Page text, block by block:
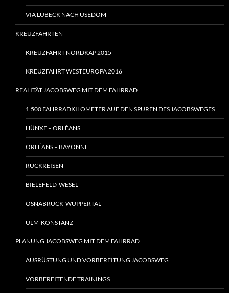
VIA LÜBECK NACH USEDOM
KREUZFAHRTEN
KREUZFAHRT NORDKAP 2015
KREUZFAHRT WESTEUROPA 2016
REALITÄT JACOBSWEG MIT DEM FAHRRAD
1.500 FAHRRADKILOMETER AUF DEN SPUREN DES JACOBSWEGES
HÜNXE – ORLÉANS
ORLÉANS – BAYONNE
RÜCKREISEN
BIELEFELD-WESEL
OSNABRÜCK-WUPPERTAL
ULM-KONSTANZ
PLANUNG JACOBSWEG MIT DEM FAHRRAD
AUSRÜSTUNG UND VORBEREITUNG JACOBSWEG
VORBEREITENDE TRAININGS